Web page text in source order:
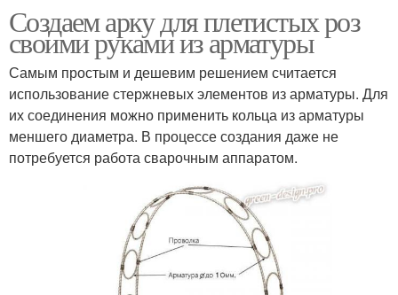
Создаем арку для плетистых роз
своими руками из арматуры
Самым простым и дешевим решением считается
использование стержневых элементов из арматуры. Для
их соединения можно применить кольца из арматуры
меншего диаметра. В процессе создания даже не
потребуется работа сварочным аппаратом.